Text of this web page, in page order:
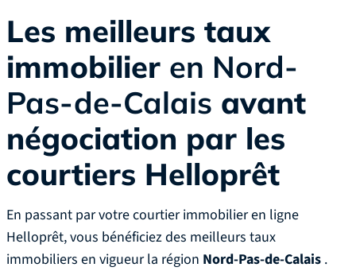
Les meilleurs taux
immobilier en Nord-
Pas-de-Calais avant
négociation par les
courtiers Helloprêt
En passant par votre courtier immobilier en ligne
Helloprêt, vous bénéficiez des meilleurs taux
immobiliers en vigueur la région Nord-Pas-de-Calais .